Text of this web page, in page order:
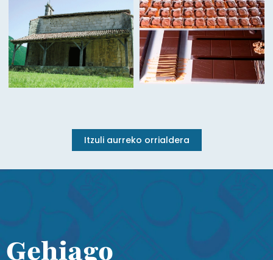
Itzuli aurreko orrialdera
Gehiago